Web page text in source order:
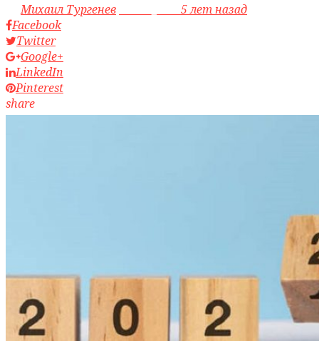
byМихаил Тургенев
5 лет назад
Facebook
Twitter
Google+
LinkedIn
Pinterest
share